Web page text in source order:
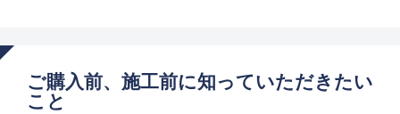
ご購入前、施工前に知っていただきたい
こと